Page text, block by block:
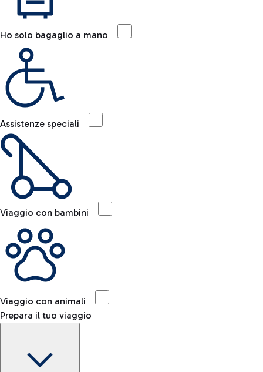
Ho solo bagaglio a mano
Assistenze speciali
Viaggio con bambini
Viaggio con animali
Prepara il tuo viaggio